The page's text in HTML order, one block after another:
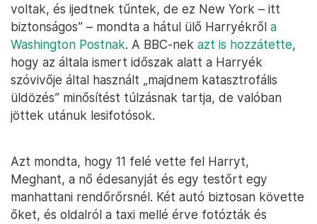
voltak, és ijedtnek tűntek, de ez New York – itt
biztonságos” – mondta a hátul ülő Harryékről a
Washington Postnak. A BBC-nek azt is hozzátette,
hogy az általa ismert időszak alatt a Harryék
szóvivője által használt „majdnem katasztrofális
üldözés” minősítést túlzásnak tartja, de valóban
jöttek utánuk lesifotósok.
Azt mondta, hogy 11 felé vette fel Harryt,
Meghant, a nő édesanyját és egy testőrt egy
manhattani rendőrőrsnél. Két autó biztosan követte
őket, és oldalról a taxi mellé érve fotózták és